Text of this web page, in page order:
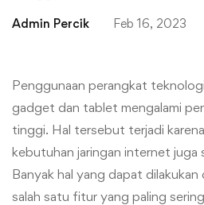
Admin Percik Feb 16, 2023
Penggunaan perangkat
gadget dan tablet mengalami
tinggi. Hal tersebut terjadi
kebutuhan jaringan internet juga
Banyak hal yang dapat dilakukan
salah satu fitur yang paling